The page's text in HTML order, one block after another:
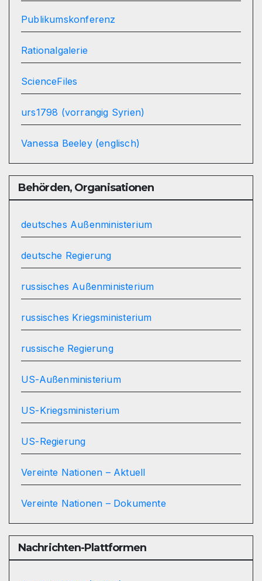
Publikumskonferenz
Rationalgalerie
ScienceFiles
urs1798 (vorrangig Syrien)
Vanessa Beeley (englisch)
Behörden, Organisationen
deutsches Außenministerium
deutsche Regierung
russisches Außenministerium
russisches Kriegsministerium
russische Regierung
US-Außenministerium
US-Kriegsministerium
US-Regierung
Vereinte Nationen – Aktuell
Vereinte Nationen – Dokumente
Nachrichten-Plattformen